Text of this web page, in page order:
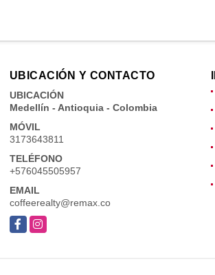
UBICACIÓN Y CONTACTO
UBICACIÓN
Medellín - Antioquia - Colombia
MÓVIL
3173643811
TELÉFONO
+576045505957
EMAIL
coffeerealty@remax.co
FacebookInstagram